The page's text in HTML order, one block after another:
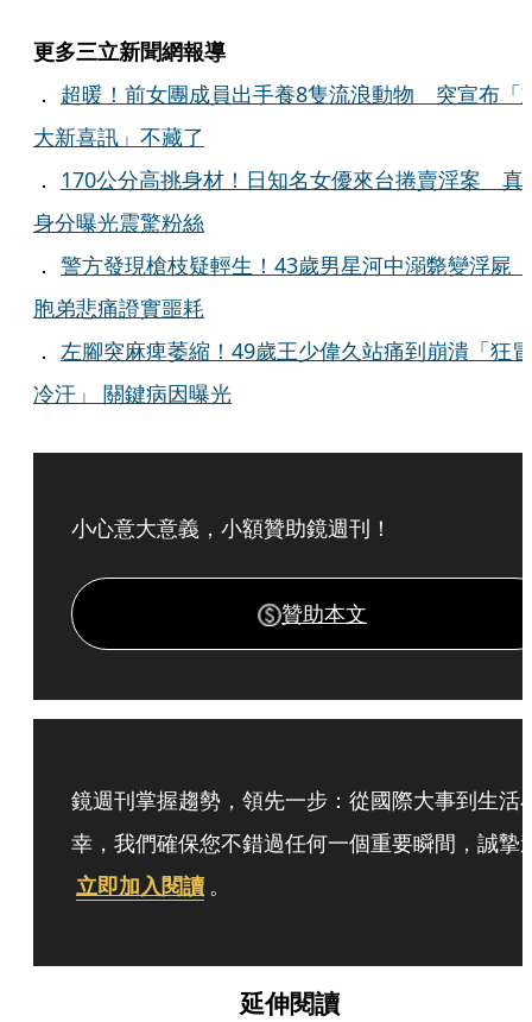
更多三立新聞網報導
． 超暖！前女團成員出手養8隻流浪動物 突宣布「
大新喜訊」不藏了
． 170公分高挑身材！日知名女優來台捲賣淫案 真
身分曝光震驚粉絲
． 警方發現槍枝疑輕生！43歲男星河中溺斃變浮屍
胞弟悲痛證實噩耗
． 左腳突麻痺萎縮！49歲王少偉久站痛到崩潰「狂冒
冷汗」 關鍵病因曝光
小心意大意義，小額贊助鏡週刊！
贊助本文
鏡週刊掌握趨勢，領先一步：從國際大事到生活
幸，我們確保您不錯過任何一個重要瞬間，誠摯
立即加入閱讀 。
延伸閱讀